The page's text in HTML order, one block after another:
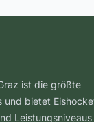
ist die größte
und bietet
Leistungsniveaus